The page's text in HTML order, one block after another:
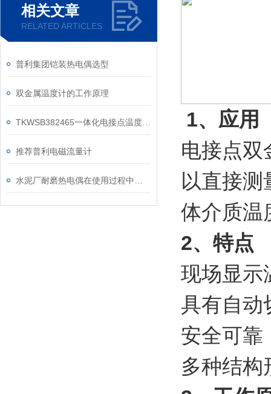
相关文章
RELATED ARTICLES
普利集团铠装热电偶选型
双金属温度计的工作原理
推荐普利电磁流量计
1、应用
电接点双
以直接
体介质温
2、特点
现场显示
具有自动
安全可靠
多种结构